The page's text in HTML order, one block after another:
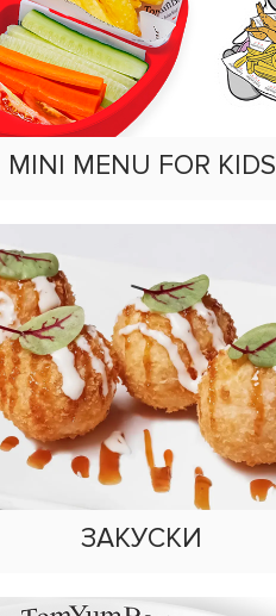
MINI MENU FOR KIDS
ЗАКУСКИ